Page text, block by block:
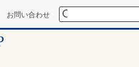
お問い合わせ